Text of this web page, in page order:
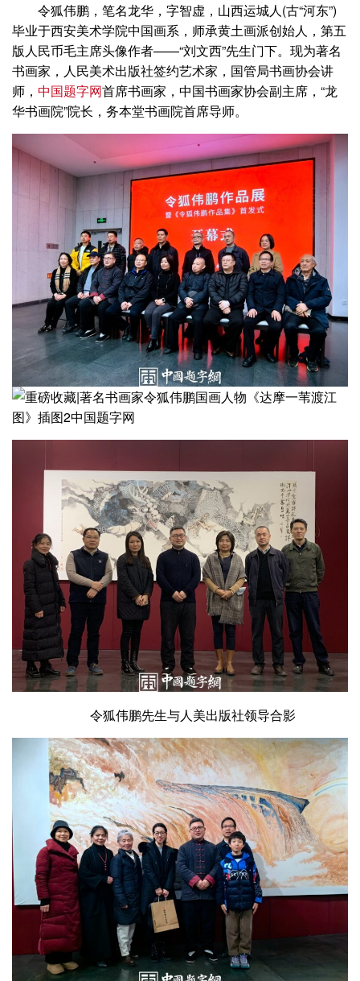
令狐伟鹏，笔名龙华，字智虚，山西运城人(古“河东”)
毕业于西安美术学院中国画系，师承黄土画派创始人，第五
版人民币毛主席头像作者——“刘文西”先生门下。现为著名
书画家，人民美术出版社签约艺术家，国管局书画协会讲
师， 中国题字网首席书画家，中国书画家协会副主席，“龙
华书画院”院长，务本堂书画院首席导师。
令狐伟鹏先生与人美出版社领导合影